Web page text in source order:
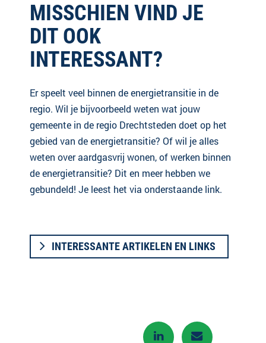
MISSCHIEN VIND JE
DIT OOK
INTERESSANT?
Er speelt veel binnen de energietransitie in de
regio. Wil je bijvoorbeeld weten wat jouw
gemeente in de regio Drechtsteden doet op het
gebied van de energietransitie? Of wil je alles
weten over aardgasvrij wonen, of werken binnen
de energietransitie? Dit en meer hebben we
gebundeld! Je leest het via onderstaande link.
INTERESSANTE ARTIKELEN EN LINKS